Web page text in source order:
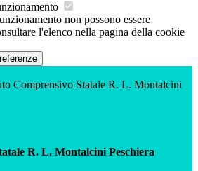
non possono essere
l'elenco nella pagina della cookie
Comprensivo Statale R. L. Montalcini
R. L. Montalcini Peschiera